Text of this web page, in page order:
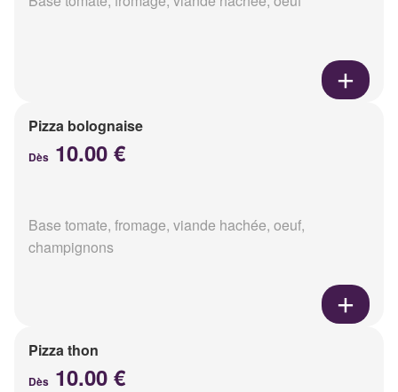
Pizza bolognaise
Dès 10.00 €
Base tomate, fromage, viande hachée, oeuf,
champignons
Pizza thon
Dès 10.00 €